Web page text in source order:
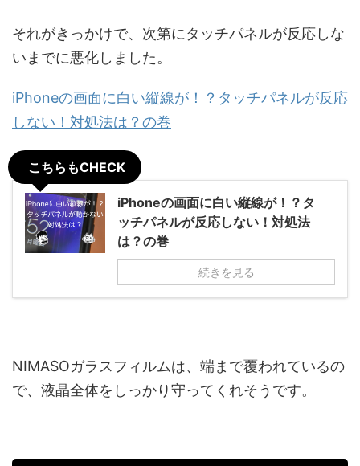
それがきっかけで、次第にタッチパネルが反応しな
いまでに悪化しました。
iPhoneの画面に白い縦線が！？タッチパネルが反応
しない！対処法は？の巻
こちらもCHECK
iPhoneの画面に白い縦線が！？タ
ッチパネルが反応しない！対処法
は？の巻
続きを見る
NIMASOガラスフィルムは、端まで覆われているの
で、液晶全体をしっかり守ってくれそうです。